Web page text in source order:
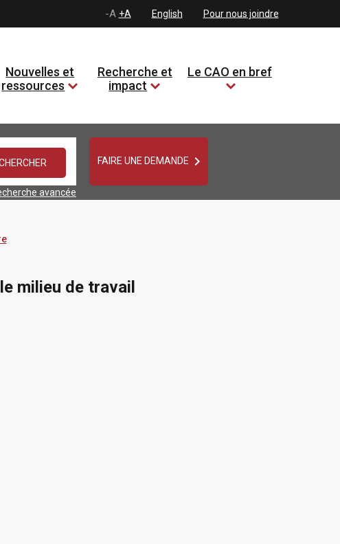
-A +A English Pour nous joindre
Nouvelles et
ressources
Recherche et
impact
Le CAO en bref
avancée
FAIRE UNE DEMANDE 
milieu de travail